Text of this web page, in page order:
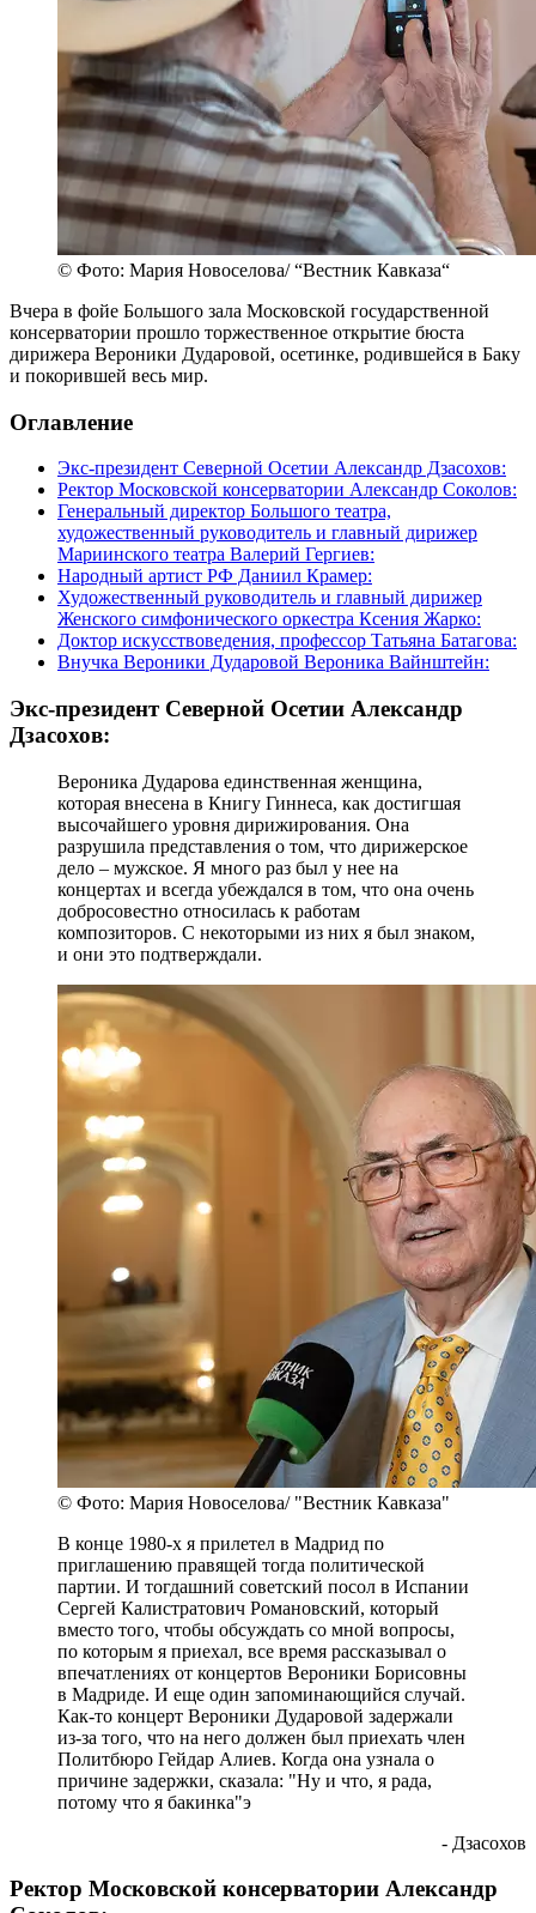
© Фото: Мария Новоселова/ “Вестник Кавказа“
Вчера в фойе Большого зала Московской государственной
консерватории прошло торжественное открытие бюста
дирижера Вероники Дударовой, осетинке, родившейся в Баку
и покорившей весь мир.
Оглавление
Экс-президент Северной Осетии Александр Дзасохов:
Ректор Московской консерватории Александр Соколов:
Генеральный директор Большого театра,
художественный руководитель и главный дирижер
Мариинского театра Валерий Гергиев:
Народный артист РФ Даниил Крамер:
Художественный руководитель и главный дирижер
Женского симфонического оркестра Ксения Жарко:
Доктор искусствоведения, профессор Татьяна Батагова:
Внучка Вероники Дударовой Вероника Вайнштейн:
Экс-президент Северной Осетии Александр
Дзасохов:
Вероника Дударова единственная женщина,
которая внесена в Книгу Гиннеса, как достигшая
высочайшего уровня дирижирования. Она
разрушила представления о том, что дирижерское
дело – мужское. Я много раз был у нее на
концертах и всегда убеждался в том, что она очень
добросовестно относилась к работам
композиторов. С некоторыми из них я был знаком,
и они это подтверждали.
© Фото: Мария Новоселова/ "Вестник Кавказа"
В конце 1980-х я прилетел в Мадрид по
приглашению правящей тогда политической
партии. И тогдашний советский посол в Испании
Сергей Калистратович Романовский, который
вместо того, чтобы обсуждать со мной вопросы,
по которым я приехал, все время рассказывал о
впечатлениях от концертов Вероники Борисовны
в Мадриде. И еще один запоминающийся случай.
Как-то концерт Вероники Дударовой задержали
из-за того, что на него должен был приехать член
Политбюро Гейдар Алиев. Когда она узнала о
причине задержки, сказала: "Ну и что, я рада,
потому что я бакинка"э
- Дзасохов
Ректор Московской консерватории Александр